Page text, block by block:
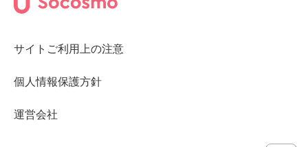
サイトご利用上の注意
個人情報保護方針
運営会社